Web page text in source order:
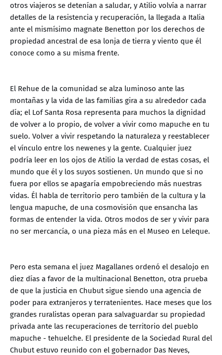
otros viajeros se detenían a saludar, y Atilio volvía a narrar
detalles de la resistencia y recuperación, la llegada a Italia
ante el mismísimo magnate Benetton por los derechos de
propiedad ancestral de esa lonja de tierra y viento que él
conoce como a su misma frente.
El Rehue de la comunidad se alza luminoso ante las
montañas y la vida de las familias gira a su alrededor cada
día; el Lof Santa Rosa representa para muchos la dignidad
de volver a lo propio, de volver a vivir como mapuche en tu
suelo. Volver a vivir respetando la naturaleza y reestablecer
el vínculo entre los newenes y la gente. Cualquier juez
podría leer en los ojos de Atilio la verdad de estas cosas, el
mundo que él y los suyos sostienen. Un mundo que si no
fuera por ellos se apagaría empobreciendo más nuestras
vidas. Él habla de territorio pero también de la cultura y la
lengua mapuche, de una cosmovisión que ensancha las
formas de entender la vida. Otros modos de ser y vivir para
no ser mercancía, o una pieza más en el Museo en Leleque.
Pero esta semana el juez Magallanes ordenó el desalojo en
diez días a favor de la multinacional Benetton, otra prueba
de que la justicia en Chubut sigue siendo una agencia de
poder para extranjeros y terratenientes. Hace meses que los
grandes ruralistas operan para salvaguardar su propiedad
privada ante las recuperaciones de territorio del pueblo
mapuche - tehuelche. El presidente de la Sociedad Rural del
Chubut estuvo reunido con el gobernador Das Neves,